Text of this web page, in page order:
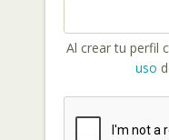
Al crear tu perfil
uso